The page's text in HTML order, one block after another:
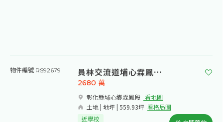
物件編號 RS92679 員林交流道埔心霖鳳段農地
彰化縣埔心鄉霖鳳段​ 看地圖
土地 | 地坪 | 559.93坪 看格局圖
2680 萬
近學校